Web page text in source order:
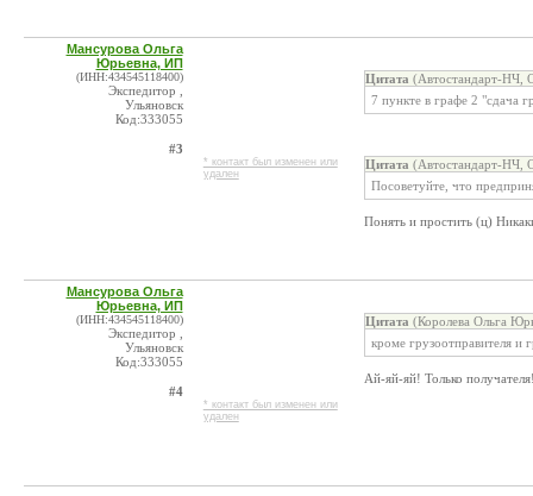
Мансурова Ольга
Юрьевна, ИП
(ИНН:434545118400)
Экспедитор ,
Ульяновск
Код:333055
#3
* контакт был изменен или
удален
Цитата (Автостандарт-НЧ,
7 пункте в графе 2 "сдача
Цитата (Автостандарт-НЧ,
Посоветуйте, что
Понять и простить (ц)
Мансурова Ольга
Юрьевна, ИП
(ИНН:434545118400)
Экспедитор ,
Ульяновск
Код:333055
#4
* контакт был изменен или
удален
Цитата (Королева Ольга
кроме грузоотправителя и
Ай-яй-яй! Только